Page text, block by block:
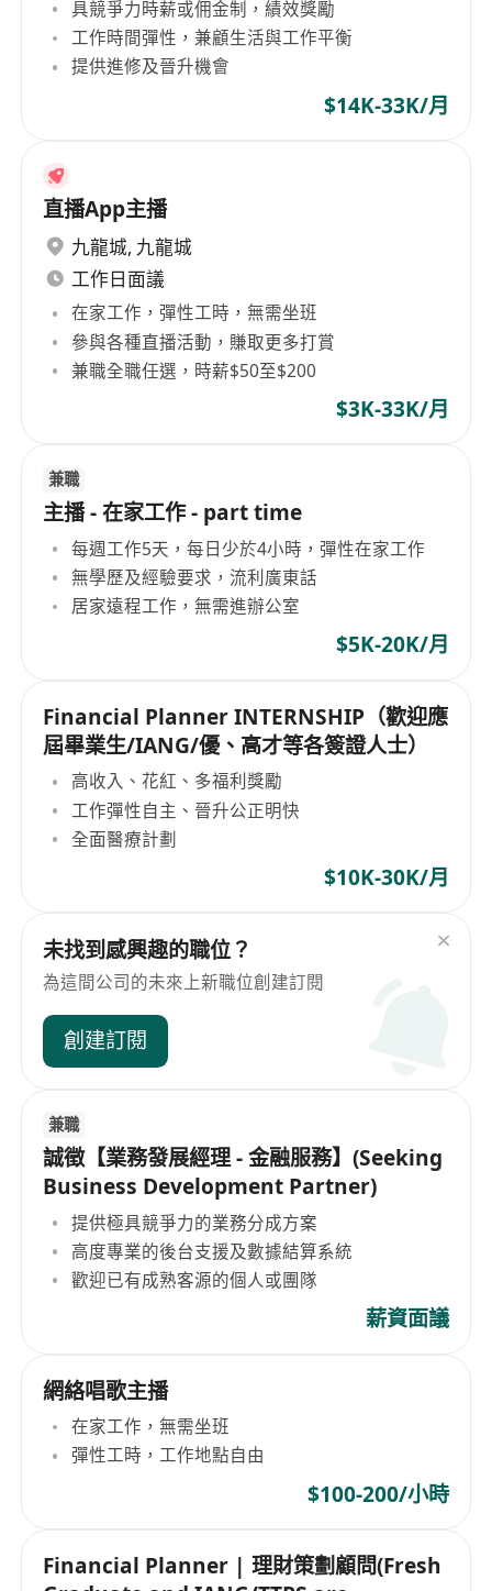
具競爭力時薪或佣金制，績效獎勵
工作時間彈性，兼顧生活與工作平衡
提供進修及晉升機會
$14K-33K/月
直播App主播
九龍城, 九龍城
工作日面議
在家工作，彈性工時，無需坐班
參與各種直播活動，賺取更多打賞
兼職全職任選，時薪$50至$200
$3K-33K/月
兼職
主播 - 在家工作 - part time
每週工作5天，每日少於4小時，彈性在家工作
無學歷及經驗要求，流利廣東話
居家遠程工作，無需進辦公室
$5K-20K/月
Financial Planner INTERNSHIP（歡迎應
屆畢業生/IANG/優、高才等各簽證人士）
高收入、花紅、多福利獎勵
工作彈性自主、晉升公正明快
全面醫療計劃
$10K-30K/月
未找到感興趣的職位？
為這間公司的未來上新職位創建訂閱
創建訂閱
兼職
誠徵【業務發展經理 - 金融服務】(Seeking
Business Development Partner)
提供極具競爭力的業務分成方案
高度專業的後台支援及數據結算系統
歡迎已有成熟客源的個人或團隊
薪資面議
網絡唱歌主播
在家工作，無需坐班
彈性工時，工作地點自由
$100-200/小時
Financial Planner | 理財策劃顧問(Fresh